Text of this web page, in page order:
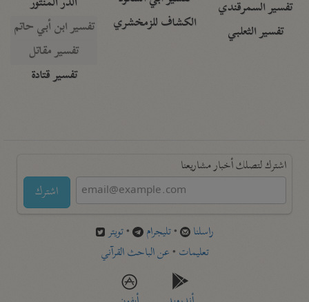
تفسير السمرقندي
تفسير الثعلبي
الكشاف للزمخشري
تفسير ابن أبي حاتم
تفسير مقاتل
تفسير قتادة
اشترك لتصلك أخبار مشاريعنا
اشترك
راسلنا •تليجرام •تويتر
تعليمات •عن الباحث القرآني